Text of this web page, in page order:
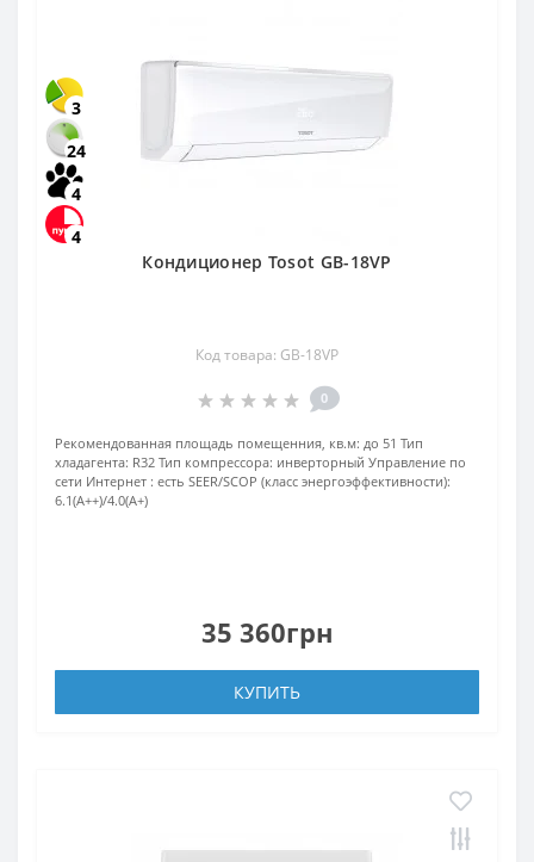
3
24
4
4
Кондиционер Tosot GB-18VP
Код товара: GB-18VP
0
Рекомендованная площадь помещенния, кв.м: до 51 Тип
хладагента: R32 Тип компрессора: инверторный Управление по
сети Интернет : есть SEER/SCOP (класс энергоэффективности):
6.1(A++)/4.0(A+)
35 360грн
КУПИТЬ